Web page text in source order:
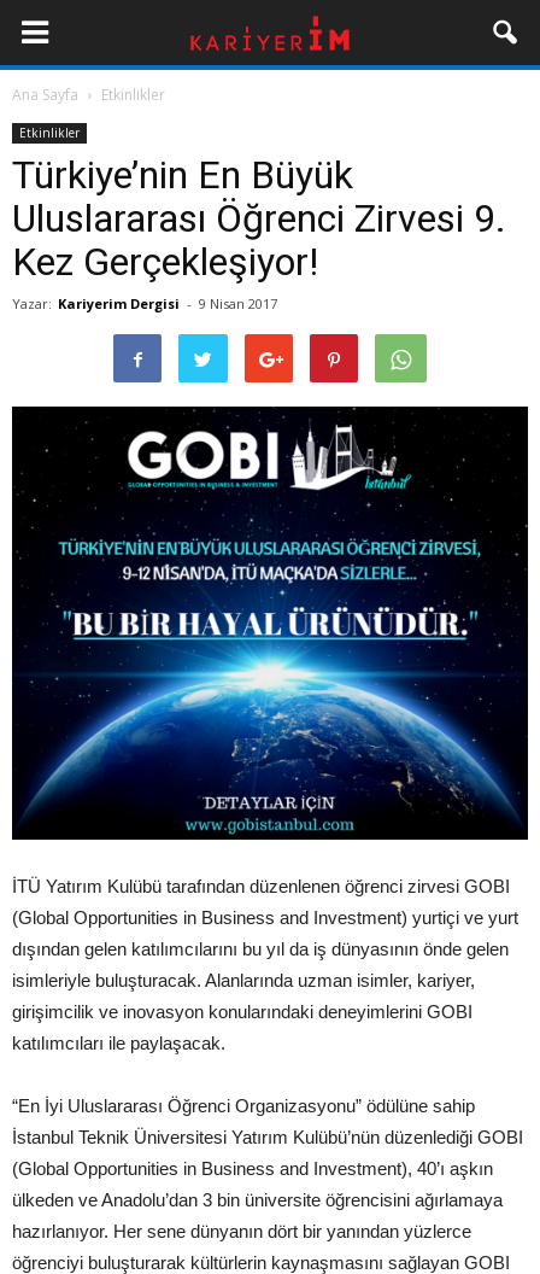
Ana Sayfa Etkinlikler
Etkinlikler
Türkiye’nin En Büyük
Uluslararası Öğrenci Zirvesi 9.
Kez Gerçekleşiyor!
Yazar: Kariyerim Dergisi - 9 Nisan 2017
İTÜ Yatırım Kulübü tarafından düzenlenen öğrenci zirvesi GOBI
(Global Opportunities in Business and Investment) yurtiçi ve yurt
dışından gelen katılımcılarını bu yıl da iş dünyasının önde gelen
isimleriyle buluşturacak. Alanlarında uzman isimler, kariyer,
girişimcilik ve inovasyon konularındaki deneyimlerini GOBI
katılımcıları ile paylaşacak.
“En İyi Uluslararası Öğrenci Organizasyonu” ödülüne sahip
İstanbul Teknik Üniversitesi Yatırım Kulübü’nün düzenlediği GOBI
(Global Opportunities in Business and Investment), 40’ı aşkın
ülkeden ve Anadolu’dan 3 bin üniversite öğrencisini ağırlamaya
hazırlanıyor. Her sene dünyanın dört bir yanından yüzlerce
öğrenciyi buluşturarak kültürlerin kaynaşmasını sağlayan GOBI